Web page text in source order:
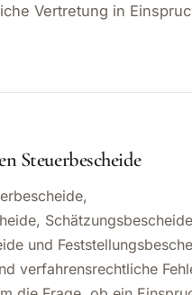
Vertretung in
Steuerbescheide
und
verfahrensrechtliche